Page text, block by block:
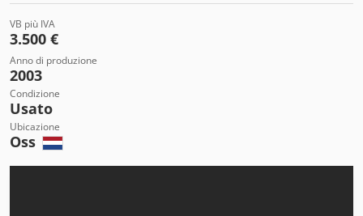
VB più IVA
3.500 €
Anno di produzione
2003
Condizione
Usato
Ubicazione
Oss